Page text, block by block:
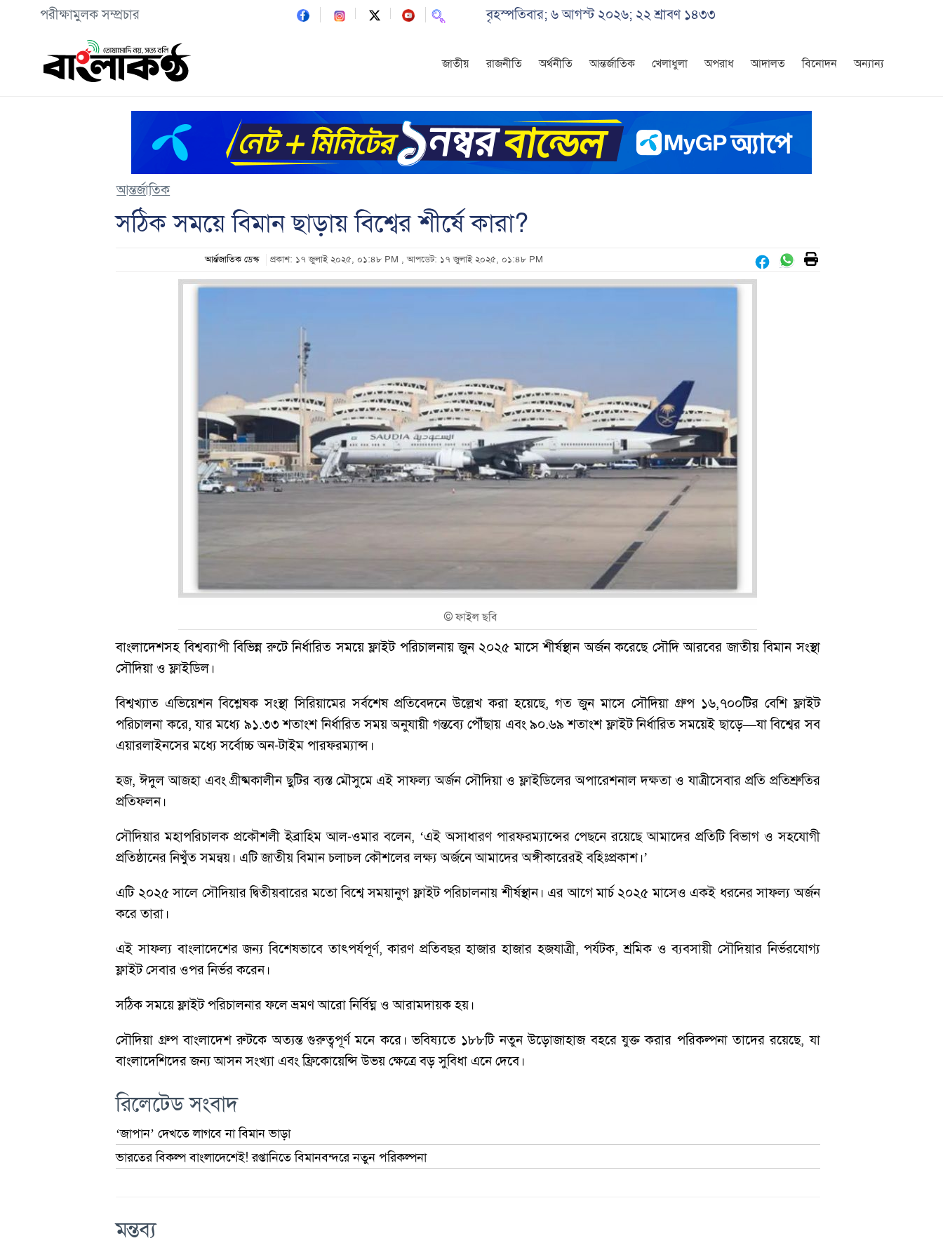
পরীক্ষামুলক সম্প্রচার বৃহস্পতিবার; ৬ আগস্ট ২০২৬; ২২ শ্রাবণ ১৪৩৩
জাতীয় রাজনীতি অর্থনীতি আন্তর্জাতিক খেলাধুলা অপরাধ আদালত বিনোদন অন্যান্য
আন্তর্জাতিক
সঠিক সময়ে বিমান ছাড়ায় বিশ্বের শীর্ষে কারা?
আর্ন্তজাতিক ডেস্ক প্রকাশ: ১৭ জুলাই ২০২৫, ০১:৪৮ PM , আপডেট: ১৭ জুলাই ২০২৫, ০১:৪৮ PM
©ফাইল ছবি
বাংলাদেশসহ বিশ্বব্যাপী বিভিন্ন রুটে নির্ধারিত সময়ে ফ্লাইট পরিচালনায় জুন ২০২৫ মাসে শীর্ষস্থান অর্জন করেছে সৌদি আরবের জাতীয় বিমান সংস্থা
সৌদিয়া ও ফ্লাইডিল।
বিশ্বখ্যাত এভিয়েশন বিশ্লেষক সংস্থা সিরিয়ামের সর্বশেষ প্রতিবেদনে উল্লেখ করা হয়েছে, গত জুন মাসে সৌদিয়া গ্রুপ ১৬,৭০০টির বেশি ফ্লাইট
পরিচালনা করে, যার মধ্যে ৯১.৩৩ শতাংশ নির্ধারিত সময় অনুযায়ী গন্তব্যে পৌঁছায় এবং ৯০.৬৯ শতাংশ ফ্লাইট নির্ধারিত সময়েই ছাড়ে—যা বিশ্বের সব
এয়ারলাইনসের মধ্যে সর্বোচ্চ অন-টাইম পারফরম্যান্স।
হজ, ঈদুল আজহা এবং গ্রীষ্মকালীন ছুটির ব্যস্ত মৌসুমে এই সাফল্য অর্জন সৌদিয়া ও ফ্লাইডিলের অপারেশনাল দক্ষতা ও যাত্রীসেবার প্রতি প্রতিশ্রুতির
প্রতিফলন।
সৌদিয়ার মহাপরিচালক প্রকৌশলী ইব্রাহিম আল-ওমার বলেন, ‘এই অসাধারণ পারফরম্যান্সের পেছনে রয়েছে আমাদের প্রতিটি বিভাগ ও সহযোগী
প্রতিষ্ঠানের নিখুঁত সমন্বয়। এটি জাতীয় বিমান চলাচল কৌশলের লক্ষ্য অর্জনে আমাদের অঙ্গীকারেরই বহিঃপ্রকাশ।’
এটি ২০২৫ সালে সৌদিয়ার দ্বিতীয়বারের মতো বিশ্বে সময়ানুগ ফ্লাইট পরিচালনায় শীর্ষস্থান। এর আগে মার্চ ২০২৫ মাসেও একই ধরনের সাফল্য অর্জন
করে তারা।
এই সাফল্য বাংলাদেশের জন্য বিশেষভাবে তাৎপর্যপূর্ণ, কারণ প্রতিবছর হাজার হাজার হজযাত্রী, পর্যটক, শ্রমিক ও ব্যবসায়ী সৌদিয়ার নির্ভরযোগ্য
ফ্লাইট সেবার ওপর নির্ভর করেন।
সঠিক সময়ে ফ্লাইট পরিচালনার ফলে ভ্রমণ আরো নির্বিঘ্ন ও আরামদায়ক হয়।
সৌদিয়া গ্রুপ বাংলাদেশ রুটকে অত্যন্ত গুরুত্বপূর্ণ মনে করে। ভবিষ্যতে ১৮৮টি নতুন উড়োজাহাজ বহরে যুক্ত করার পরিকল্পনা তাদের রয়েছে, যা
বাংলাদেশিদের জন্য আসন সংখ্যা এবং ফ্রিকোয়েন্সি উভয় ক্ষেত্রে বড় সুবিধা এনে দেবে।
রিলেটেড সংবাদ
‘জাপান’ দেখতে লাগবে না বিমান ভাড়া
ভারতের বিকল্প বাংলাদেশেই! রপ্তানিতে বিমানবন্দরে নতুন পরিকল্পনা
মন্তব্য